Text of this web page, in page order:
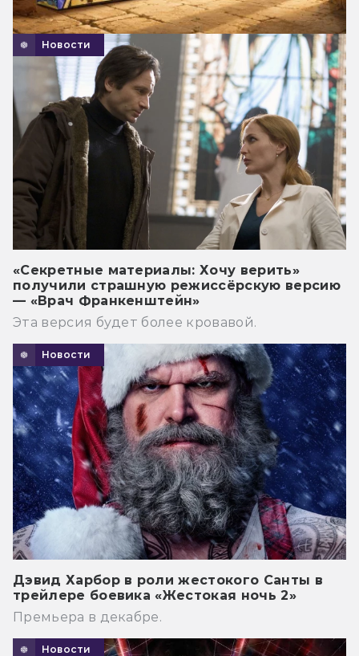
Новости
«Секретные материалы: Хочу верить»
получили страшную режиссёрскую версию
— «Врач Франкенштейн»
Эта версия будет более кровавой.
Новости
Дэвид Харбор в роли жестокого Санты в
трейлере боевика «Жестокая ночь 2»
Премьера в декабре.
Новости